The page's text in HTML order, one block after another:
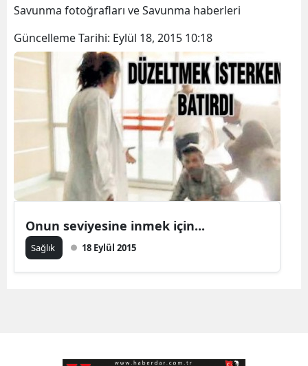
Savunma fotoğrafları ve Savunma haberleri
Güncelleme Tarihi: Eylül 18, 2015 10:18
Onun seviyesine inmek için...
Sağlık 18 Eylül 2015